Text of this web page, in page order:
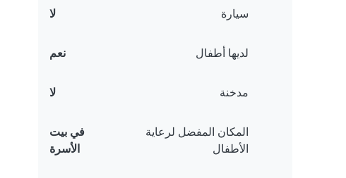
سيارة لا
لديها أطفال نعم
مدخنة لا
المكان المفضل لرعاية
الأطفال
في بيت
الأسرة